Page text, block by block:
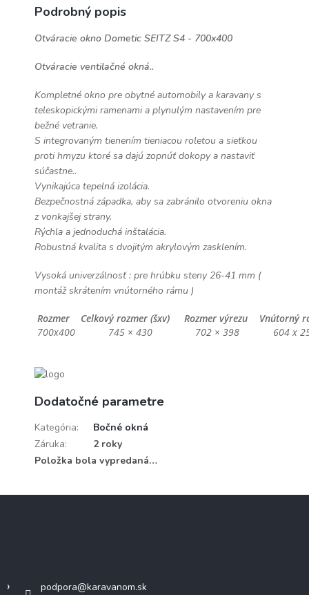
Podrobný popis
Otváracie okno Dometic SEITZ S4 - 700x400
Otváracie ventilačné okná..
Kompletné okno pre obytné automobily a karavany s
teleskopickými ramenami a plynulým nastavením pre
bežné vetranie.
S integrovaným tienením tieniacou roletou a sieťkou
proti hmyzu ktoré sa dajú zopnúť dokopy a nastaviť
súčastne..
Vynikajúca tepelná izolácia.
Bezpečnostná západka, aby sa zabránilo otvoreniu okna
z vonkajšej strany.
Rýchla a jednoduchá inštalácia.
Robustná kvalita s dvojitým akrylovým zasklením.
Vysoká univerzálnosť : pre hrúbku steny 26-41 mm (
montáž skrátením vnútorného rámu )
Rozmer Celkový rozmer (šxv) Rozmer výrezu
Vnútorný
700x400
745 × 430 702 × 398 604 x
Dodatočné parametre
Kategória:
Bočné okná
Záruka:
2 roky
Položka bola vypredaná…
podpora@karavanom.sk